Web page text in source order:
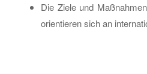
Die Ziele und
ori­en­tie­ren sich an